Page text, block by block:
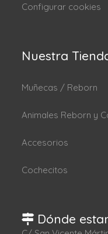
Configurar cookies
Nuestra
Muñecas / Reborn
Animales Reborn y
Accesorios
Cochecitos
Dónde